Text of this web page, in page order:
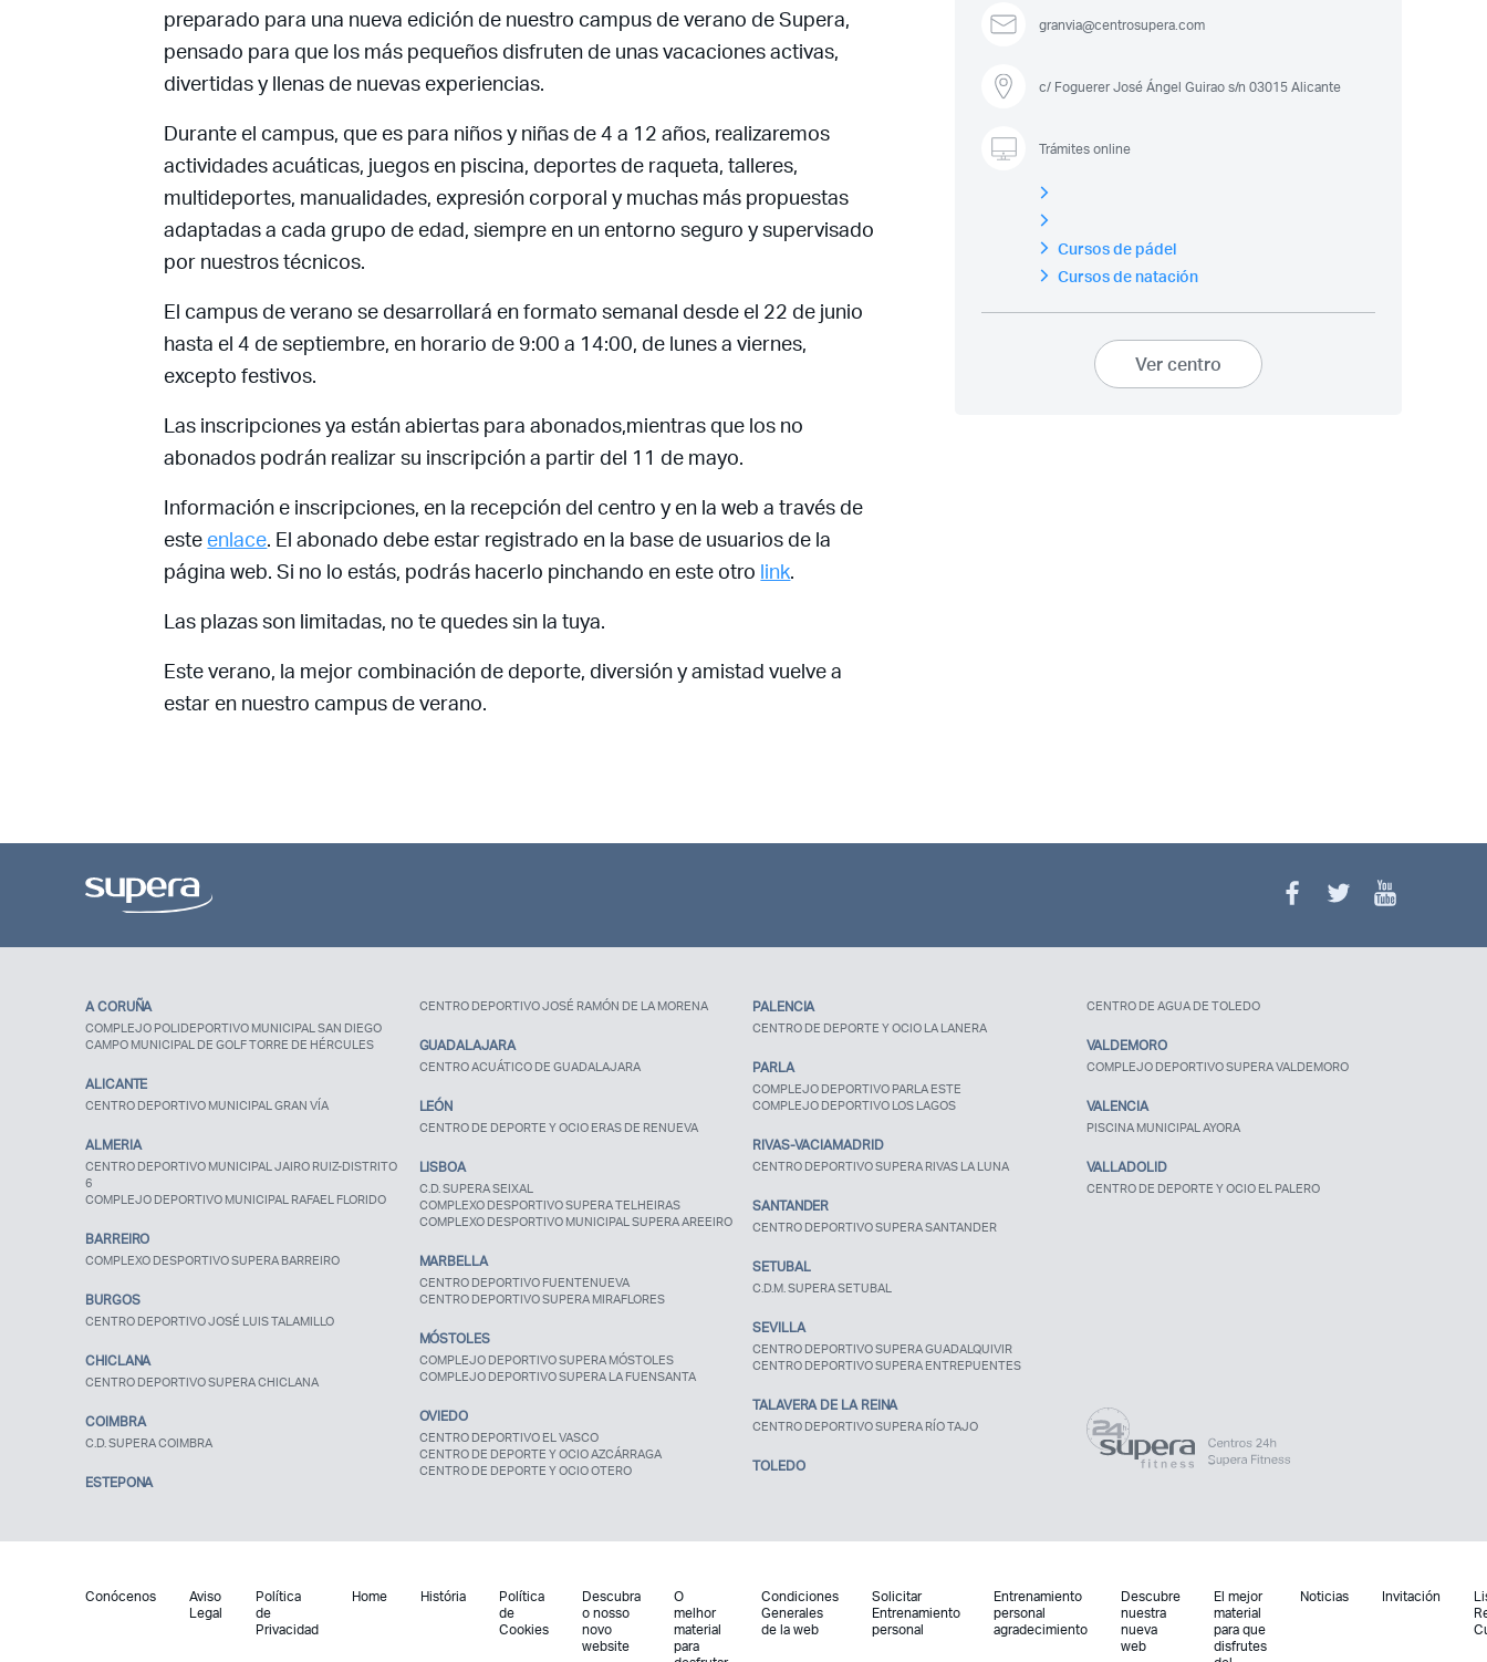
Acceso socios
Recuerda mis claves
¿Ya eres socio pero no
preparado para una nueva edición de nuestro campus de verano de Supera,
pensado para que los más pequeños disfruten de unas vacaciones activas,
divertidas y llenas de nuevas experiencias.
Durante el campus, que es para niños y niñas de 4 a 12 años, realizaremos
actividades acuáticas, juegos en piscina, deportes de raqueta, talleres,
multideportes, manualidades, expresión corporal y muchas más propuestas
adaptadas a cada grupo de edad, siempre en un entorno seguro y supervisado
por nuestros técnicos.
El campus de verano se desarrollará en formato semanal desde el 22 de junio
hasta el 4 de septiembre, en horario de 9:00 a 14:00, de lunes a viernes,
excepto festivos.
Las inscripciones ya están abiertas para abonados,mientras que los no
abonados podrán realizar su inscripción a partir del 11 de mayo.
Información e inscripciones, en la recepción del centro y en la web a través de
este enlace. El abonado debe estar registrado en la base de usuarios de la
página web. Si no lo estás, podrás hacerlo pinchando en este otro link.
Las plazas son limitadas, no te quedes sin la tuya.
Este verano, la mejor combinación de deporte, diversión y amistad vuelve a
estar en nuestro campus de verano.
granvia@centrosupera.com
c/ Foguerer José Ángel Guirao s/n 03015 Alicante
Trámites online
Cursos de pádel
Cursos de natación
Ver centro
A CORUÑA
COMPLEJO POLIDEPORTIVO MUNICIPAL SAN DIEGO
CAMPO MUNICIPAL DE GOLF TORRE DE HÉRCULES
ALICANTE
CENTRO DEPORTIVO MUNICIPAL GRAN VÍA
ALMERIA
CENTRO DEPORTIVO MUNICIPAL JAIRO RUIZ-DISTRITO
6
COMPLEJO DEPORTIVO MUNICIPAL RAFAEL FLORIDO
BARREIRO
COMPLEXO DESPORTIVO SUPERA BARREIRO
BURGOS
CENTRO DEPORTIVO JOSÉ LUIS TALAMILLO
CHICLANA
CENTRO DEPORTIVO SUPERA CHICLANA
COIMBRA
C.D. SUPERA COIMBRA
ESTEPONA
CENTRO DEPORTIVO JOSÉ RAMÓN DE LA MORENA
GUADALAJARA
CENTRO ACUÁTICO DE GUADALAJARA
LEÓN
CENTRO DE DEPORTE Y OCIO ERAS DE RENUEVA
LISBOA
C.D. SUPERA SEIXAL
COMPLEXO DESPORTIVO SUPERA TELHEIRAS
COMPLEXO DESPORTIVO MUNICIPAL SUPERA AREEIRO
MARBELLA
CENTRO DEPORTIVO FUENTENUEVA
CENTRO DEPORTIVO SUPERA MIRAFLORES
MÓSTOLES
COMPLEJO DEPORTIVO SUPERA MÓSTOLES
COMPLEJO DEPORTIVO SUPERA LA FUENSANTA
OVIEDO
CENTRO DEPORTIVO EL VASCO
CENTRO DE DEPORTE Y OCIO AZCÁRRAGA
CENTRO DE DEPORTE Y OCIO OTERO
PALENCIA
CENTRO DE DEPORTE Y OCIO LA LANERA
PARLA
COMPLEJO DEPORTIVO PARLA ESTE
COMPLEJO DEPORTIVO LOS LAGOS
RIVAS-VACIAMADRID
CENTRO DEPORTIVO SUPERA RIVAS LA LUNA
SANTANDER
CENTRO DEPORTIVO SUPERA SANTANDER
SETUBAL
C.D.M. SUPERA SETUBAL
SEVILLA
CENTRO DEPORTIVO SUPERA GUADALQUIVIR
CENTRO DEPORTIVO SUPERA ENTREPUENTES
TALAVERA DE LA REINA
CENTRO DEPORTIVO SUPERA RÍO TAJO
TOLEDO
CENTRO DE AGUA DE TOLEDO
VALDEMORO
COMPLEJO DEPORTIVO SUPERA VALDEMORO
VALENCIA
PISCINA MUNICIPAL AYORA
VALLADOLID
CENTRO DE DEPORTE Y OCIO EL PALERO
Conócenos
Aviso
Legal
Política
de
Privacidad
Home História
Política
de
Cookies
Descubra
o nosso
novo
website
O
melhor
material
para
Condiciones
Generales
de la web
Solicitar
Entrenamiento
personal
Entrenamiento
personal
agradecimiento
Descubre
nuestra
nueva
web
El mejor
material
para que
disfrutes
Noticias Invitación